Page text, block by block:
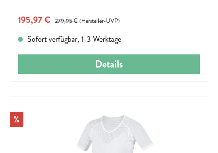
Verkaufspreis:
195,97 € Regulärer Preis:
279,95 €(Hersteller-UVP)
Sofort verfügbar, 1-3 Werktage
Details
Rabatt
%